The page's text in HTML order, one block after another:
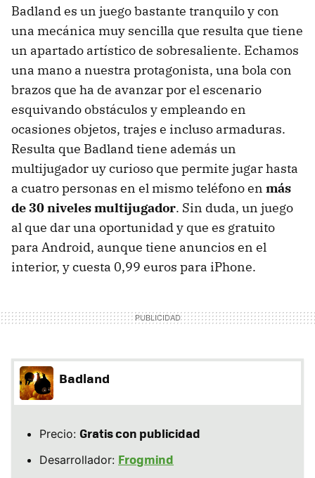
Badland es un juego bastante tranquilo y con
una mecánica muy sencilla que resulta que tiene
un apartado artístico de sobresaliente. Echamos
una mano a nuestra protagonista, una bola con
brazos que ha de avanzar por el escenario
esquivando obstáculos y empleando en
ocasiones objetos, trajes e incluso armaduras.
Resulta que Badland tiene además un
multijugador uy curioso que permite jugar hasta
a cuatro personas en el mismo teléfono en más
de 30 niveles multijugador. Sin duda, un juego
al que dar una oportunidad y que es gratuito
para Android, aunque tiene anuncios en el
interior, y cuesta 0,99 euros para iPhone.
Badland
Precio: Gratis con publicidad
Desarrollador: Frogmind